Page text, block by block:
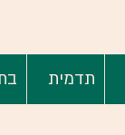
תדמית